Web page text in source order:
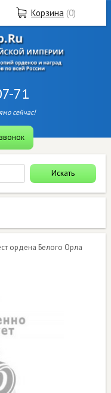
71
сейчас!
ордена Белого Орла
Корзина (0)